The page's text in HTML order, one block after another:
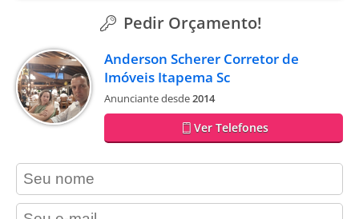
Pedir Orçamento!
Anderson Scherer Corretor de
Imóveis Itapema Sc
Anunciante desde2014
Ver Telefones
contact_name
contact_email